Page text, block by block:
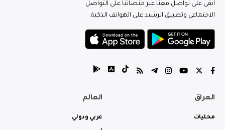
ابقى على تواصل معنا عبر منصاتنا على التواصل
الاجتماعي وتطبيق الرشيد على الهواتف الذكية.
العراق
محليات
العالم
عربي ودولي